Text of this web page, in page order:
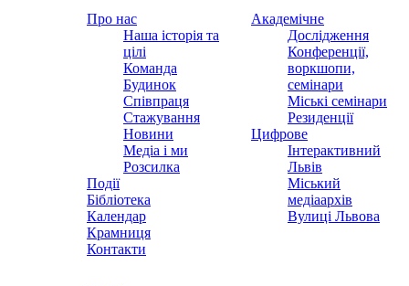
Про нас
Наша історія та
цілі
Команда
Будинок
Співпраця
Стажування
Новини
Медіа і ми
Розсилка
Події
Бібліотека
Календар
Крамниця
Контакти
Академічне
Дослідження
Конференції,
воркшопи,
семінари
Міські семінари
Резиденції
Цифрове
Інтерактивний
Львів
Міський
медіаархів
Вулиці Львова